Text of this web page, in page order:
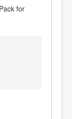
for